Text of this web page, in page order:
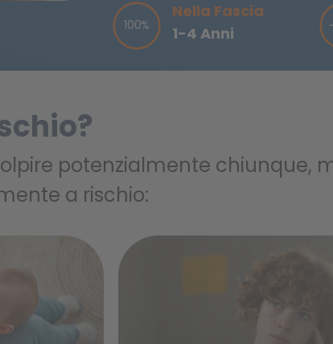
100%
Nella Fascia
1-4 Anni
potenzialmente chiunque,
a rischio: